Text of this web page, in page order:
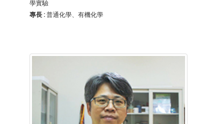
學實驗
專長 : 普通化學、有機化學